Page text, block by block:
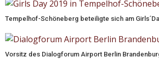
Tempelhof-Schöneberg beteiligte sich am
Vorsitz des Dialogforum Airport Berlin